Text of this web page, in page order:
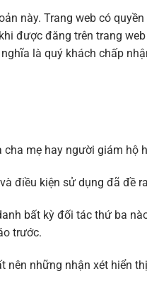
này. Trang web có
được đăng trên trang
là quý khách chấp
mẹ hay người giám hộ
điều kiện sử dụng đã đề
bất kỳ đối tác thứ ba
trước.
những nhận xét hiển